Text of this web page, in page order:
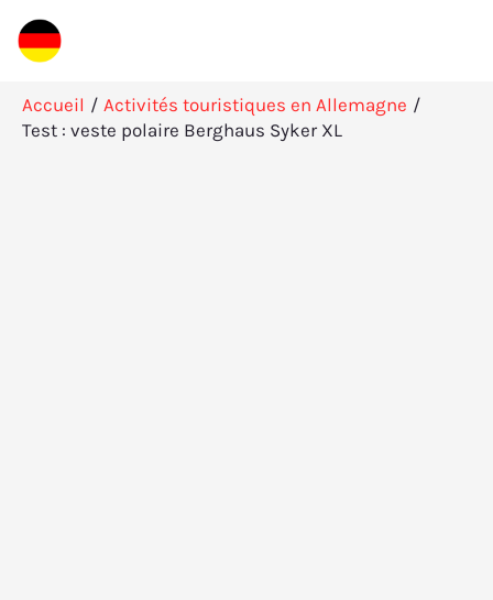
Aller
au
Accueil
Activités touristiques en Allemagne
Test : veste polaire Berghaus Syker XL
Rechercher